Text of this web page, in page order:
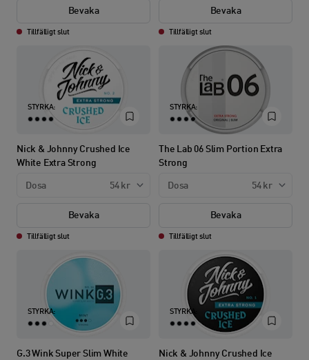
Bevaka
Tillfälligt slut
Bevaka
Tillfälligt slut
STYRKA:
Nick & Johnny Crushed Ice
White Extra Strong
Dosa 54 kr
Bevaka
Tillfälligt slut
STYRKA:
The Lab 06 Slim Portion Extra
Strong
Dosa 54 kr
Bevaka
Tillfälligt slut
STYRKA:
G.3 Wink Super Slim White
STYRKA:
Nick & Johnny Crushed Ice